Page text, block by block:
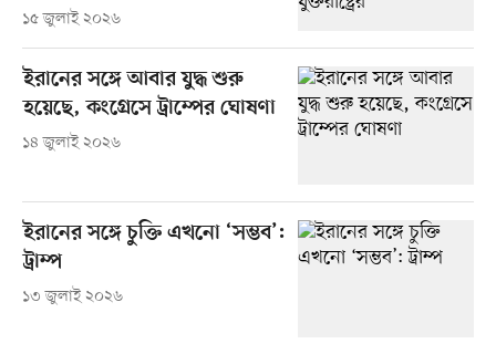
১৫ জুলাই ২০২৬
ইরানের সঙ্গে আবার যুদ্ধ শুরু
হয়েছে, কংগ্রেসে ট্রাম্পের ঘোষণা
১৪ জুলাই ২০২৬
ইরানের সঙ্গে চুক্তি এখনো ‘সম্ভব’:
ট্রাম্প
১৩ জুলাই ২০২৬